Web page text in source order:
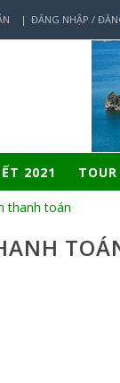
ĐĂNG NHẬP /
2021
thanh toán